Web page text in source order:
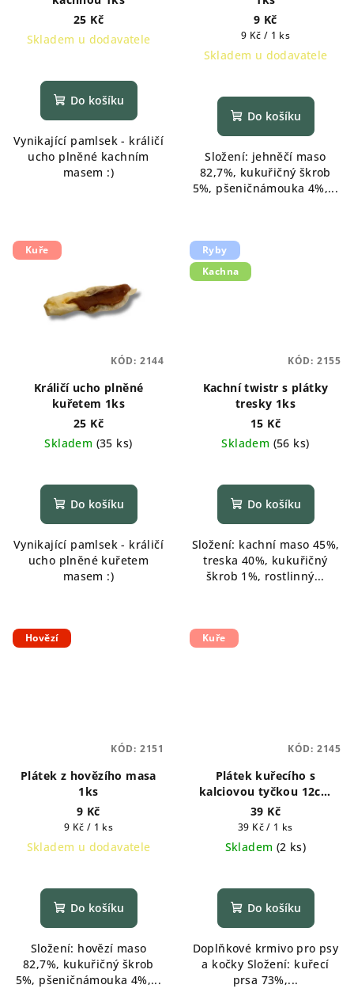
25 Kč
Skladem u dodavatele
Do košíku
Vynikající pamlsek - králičí
ucho plněné kachním
masem :)
9 Kč
Měrná
cena:
9 Kč / 1 ks
Skladem u dodavatele
Do košíku
Složení: jehněčí maso
82,7%, kukuřičný škrob
5%, pšeničnámouka 4%,...
Kuře
Králičí ucho plněné
kuřetem 1ks
25 Kč
Skladem (35 ks)
Do košíku
Vynikající pamlsek - králičí
ucho plněné kuřetem
masem :)
KÓD: 2144
Ryby
Kachna
Kachní twistr s plátky
tresky 1ks
15 Kč
Skladem (56 ks)
hodnocení
produktu
z
5
hvězdiček.
Do košíku
Složení: kachní maso 45%,
treska 40%, kukuřičný
škrob 1%, rostlinný...
KÓD: 2155
Hovězí
Plátek z hovězího masa
1ks
9 Kč
Měrná
cena:
9 Kč / 1 ks
Skladem u dodavatele
Do košíku
Složení: hovězí maso
82,7%, kukuřičný škrob
5%, pšeničnámouka 4%,...
KÓD: 2151
Kuře
Plátek kuřecího s
kalciovou tyčkou 12cm
1ks
39 Kč
Měrná
cena:
39 Kč / 1 ks
Skladem (2 ks)
Do košíku
Doplňkové krmivo pro psy
a kočky Složení: kuřecí
prsa 73%,...
KÓD: 2145